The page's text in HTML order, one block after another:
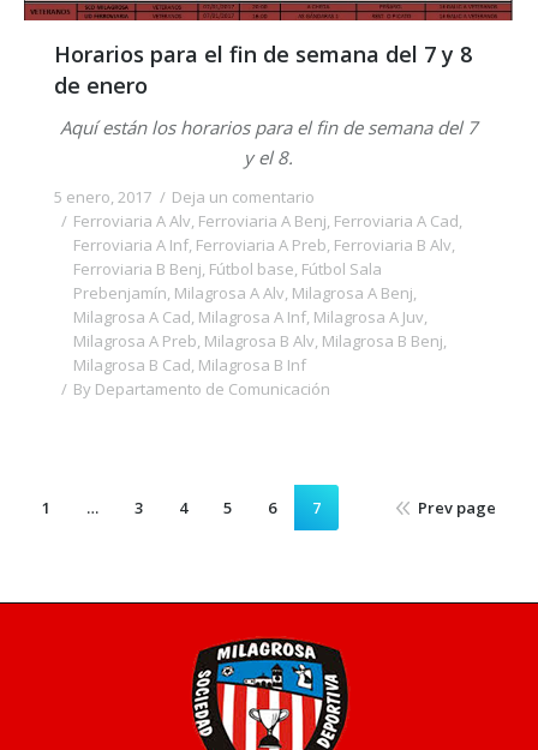
Horarios para el fin de semana del 7 y 8
de enero
Aquí están los horarios para el fin de semana del 7
y el 8.
5 enero, 2017
Deja un comentario
Ferroviaria A Alv, Ferroviaria A Benj, Ferroviaria A Cad,
Ferroviaria A Inf, Ferroviaria A Preb, Ferroviaria B Alv,
Ferroviaria B Benj, Fútbol base, Fútbol Sala
Prebenjamín, Milagrosa A Alv, Milagrosa A Benj,
Milagrosa A Cad, Milagrosa A Inf, Milagrosa A Juv,
Milagrosa A Preb, Milagrosa B Alv, Milagrosa B Benj,
Milagrosa B Cad, Milagrosa B Inf
By Departamento de Comunicación
1 … 3 4 5 6 7 Prev page